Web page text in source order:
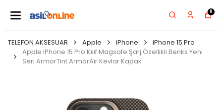
0
TELEFON AKSESUAR Apple iPhone
iPhone 15 Pro
Apple iPhone 15 Pro Kılıf Magsafe Şarj Özellikli Benks Yeni
Seri ArmorTint ArmorAir Kevlar Kapak